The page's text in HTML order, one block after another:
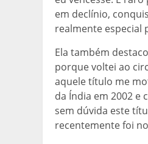
em declínio,
realmente especial
Ela também
porque voltei ao
aquele título me
da Índia em 2002 e
sem dúvida este
recentemente foi